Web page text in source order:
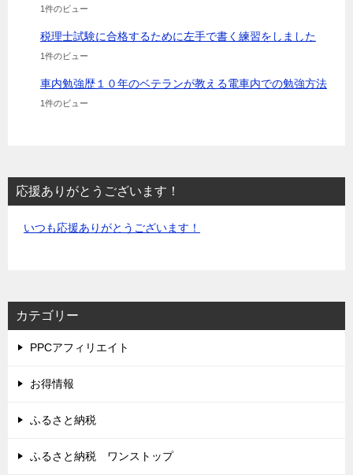
1件のビュー
税理士試験に合格するために左手で書く練習をしました
1件のビュー
車内勉強歴１０年のベテランが教える電車内での勉強方法
1件のビュー
応援ありがとうございます！
いつも応援ありがとうございます！
カテゴリー
PPCアフィリエイト
お得情報
ふるさと納税
ふるさと納税 ワンストップ